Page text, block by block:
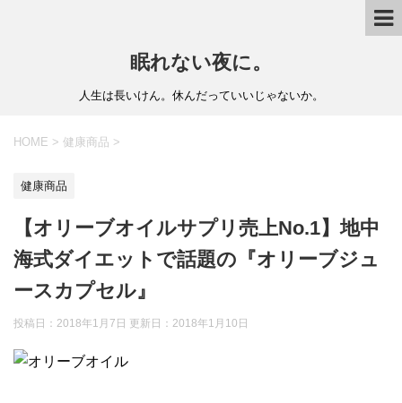
眠れない夜に。
人生は長いけん。休んだっていいじゃないか。
HOME > 健康商品 >
健康商品
【オリーブオイルサプリ売上No.1】地中
海式ダイエットで話題の『オリーブジュ
ースカプセル』
投稿日：2018年1月7日 更新日： 2018年1月10日